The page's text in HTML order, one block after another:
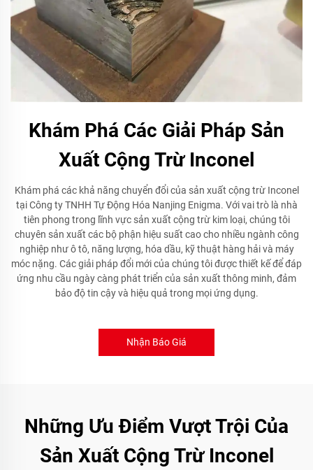
Khám Phá Các Giải Pháp Sản
Xuất Cộng Trừ Inconel
Khám phá các khả năng chuyển đổi của sản xuất cộng trừ Inconel
tại Công ty TNHH Tự Động Hóa Nanjing Enigma. Với vai trò là nhà
tiên phong trong lĩnh vực sản xuất cộng trừ kim loại, chúng tôi
chuyên sản xuất các bộ phận hiệu suất cao cho nhiều ngành công
nghiệp như ô tô, năng lượng, hóa dầu, kỹ thuật hàng hải và máy
móc nặng. Các giải pháp đổi mới của chúng tôi được thiết kế để đáp
ứng nhu cầu ngày càng phát triển của sản xuất thông minh, đảm
bảo độ tin cậy và hiệu quả trong mọi ứng dụng.
Nhận Báo Giá
Những Ưu Điểm Vượt Trội Của
Sản Xuất Cộng Trừ Inconel